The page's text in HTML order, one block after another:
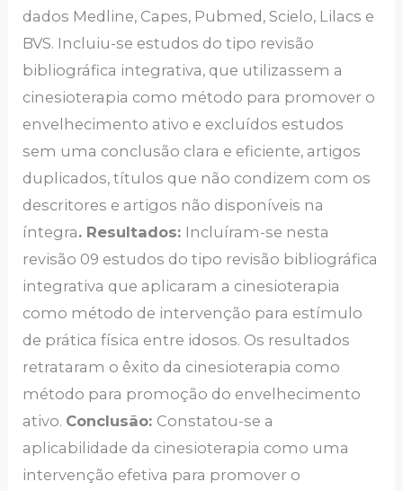
dados Medline, Capes, Pubmed, Scielo, Lilacs e
BVS. Incluiu-se estudos do tipo revisão
bibliográfica integrativa, que utilizassem a
cinesioterapia como método para promover o
envelhecimento ativo e excluídos estudos
sem uma conclusão clara e eficiente, artigos
duplicados, títulos que não condizem com os
descritores e artigos não disponíveis na
íntegra. Resultados: Incluíram-se nesta
revisão 09 estudos do tipo revisão bibliográfica
integrativa que aplicaram a cinesioterapia
como método de intervenção para estímulo
de prática física entre idosos. Os resultados
retrataram o êxito da cinesioterapia como
método para promoção do envelhecimento
ativo. Conclusão: Constatou-se a
aplicabilidade da cinesioterapia como uma
intervenção efetiva para promover o